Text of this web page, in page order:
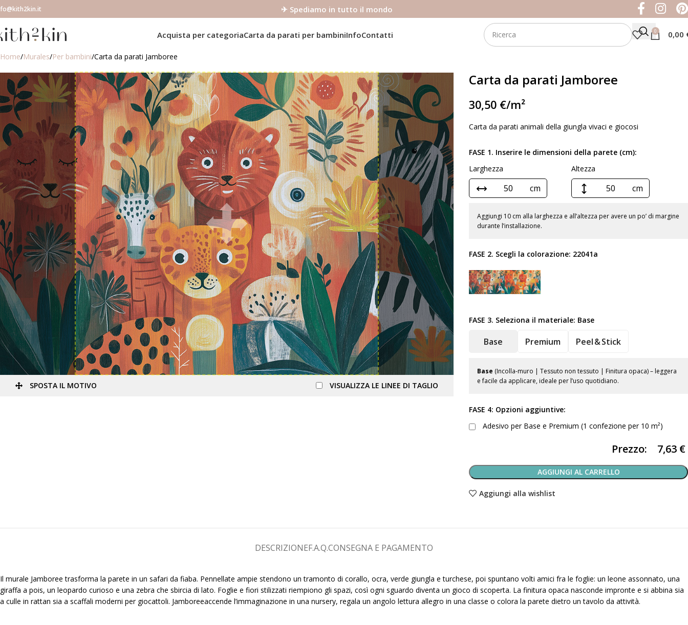
✈ Spediamo in tutto il mondo
Acquista per categoriaCarta da parati per bambiniInfoContatti 0 0,00
Home Murales Per bambini Carta da parati Jamboree
SPOSTA IL MOTIVO VISUALIZZA LE LINEE DI TAGLIO
Carta da parati Jamboree
30,50 €/m²
Carta da parati animali della giungla vivaci e giocosi
FASE 1. Inserire le dimensioni della parete (cm):
Larghezza
cm
Altezza
cm
Aggiungi 10 cm alla larghezza e all’altezza per avere un po’ di margine
durante l’installazione.
FASE 2. Scegli la colorazione: 22041a
FASE 3. Seleziona il materiale: Base
Base Premium Peel & Stick
Base (Incolla-muro | Tessuto non tessuto | Finitura opaca) – leggera
e facile da applicare, ideale per l’uso quotidiano.
FASE 4: Opzioni aggiuntive:
Adesivo per Base e Premium (1 confezione per 10 m²)
Prezzo: 7,63 €
AGGIUNGI AL CARRELLO
Aggiungi alla wishlist
DESCRIZIONEF.A.Q.CONSEGNA E PAGAMENTO
Il murale Jamboree trasforma la parete in un safari da fiaba. Pennellate ampie stendono un tramonto di corallo, ocra, verde giungla e turchese, poi spuntano volti amici fra le foglie: un leone assonnato, una
giraffa a pois, un leopardo curioso e una zebra che sbircia di lato. Foglie e fiori stilizzati riempiono gli spazi, così ogni sguardo diventa un gioco di scoperta. La finitura opaca nasconde impronte e si abbina sia
a culle in rattan sia a scaffali moderni per giocattoli. Jamboreeaccende l’immaginazione in una nursery, regala un angolo lettura allegro in una classe o colora la parete dietro un tavolo da attività.